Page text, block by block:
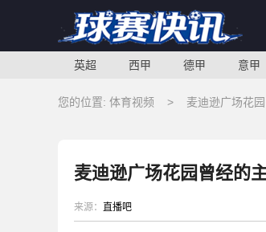
英超 西甲 德甲 意甲
您的位置: 体育视频 > 麦迪逊广场花
麦迪逊广场花园曾经的
来源： 直播吧